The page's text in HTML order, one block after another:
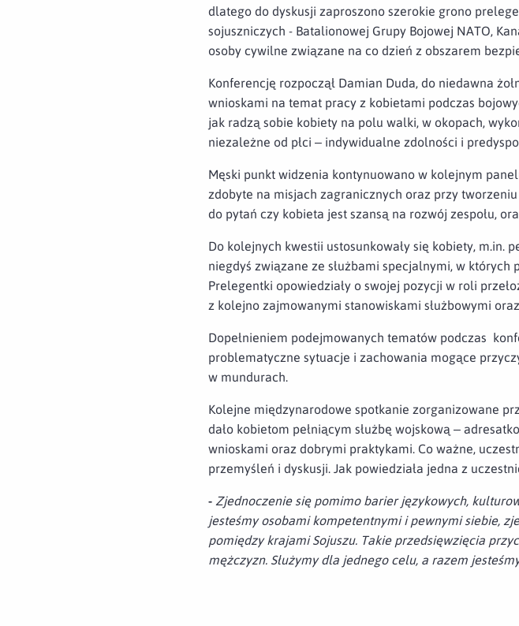
dlatego do dyskusji zaproszono szerokie grono
sojuszniczych - Batalionowej Grupy Bojowej NATO,
osoby cywilne związane na co dzień z obszarem
Konferencję rozpoczął Damian Duda, do niedawna
wnioskami na temat pracy z kobietami podczas
jak radzą sobie kobiety na polu walki, w okopach,
niezależne od płci – indywidualne zdolności i
Męski punkt widzenia kontynuowano w kolejnym
zdobyte na misjach zagranicznych oraz przy
do pytań czy kobieta jest szansą na rozwój zespołu,
Do kolejnych kwestii ustosunkowały się kobiety, m.in.
niegdyś związane ze służbami specjalnymi, w
Prelegentki opowiedziały o swojej pozycji w roli
z kolejno zajmowanymi stanowiskami służbowymi
Dopełnieniem podejmowanych tematów podczas
problematyczne sytuacje i zachowania mogące
w mundurach.
Kolejne międzynarodowe spotkanie zorganizowane
dało kobietom pełniącym służbę wojskową –
wnioskami oraz dobrymi praktykami. Co ważne,
przemyśleń i dyskusji. Jak powiedziała jedna z
- Zjednoczenie się pomimo barier językowych,
jesteśmy osobami kompetentnymi i pewnymi siebie,
pomiędzy krajami Sojuszu. Takie przedsięwzięcia
mężczyzn. Służymy dla jednego celu, a razem